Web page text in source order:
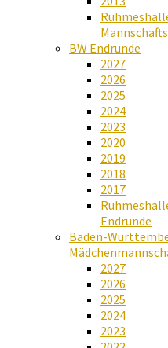
BW Endrunde
2027
2026
2025
2024
2023
2020
2019
2018
2017
Endrunde
Baden-
2027
2026
2025
2024
2023